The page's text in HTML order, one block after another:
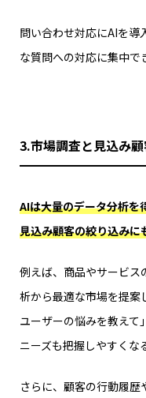
問い合わせ対応にAIを導
な質問への対応に集中で
3.市場調査と見込み
AIは大量のデータ分析を
見込み顧客の絞り込みに
例えば、商品やサービス
析から最適な市場を提案
ユーザーの悩みを教えて
ニーズも把握しやすくな
さらに、顧客の行動履歴